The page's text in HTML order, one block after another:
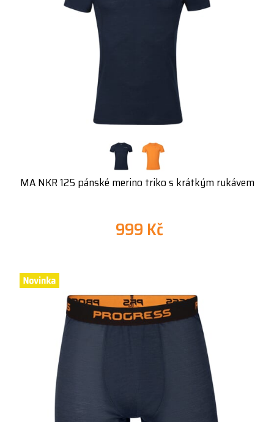
MA NKR 125 pánské merino triko s krátkým rukávem
999 Kč